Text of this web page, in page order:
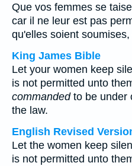
Que vos femmes se
car il ne leur est pas
qu'elles soient
King James Bible
Let your women keep
is not permitted unto
commandedto be under
the law.
English Revised
Let the women keep
is not permitted unto